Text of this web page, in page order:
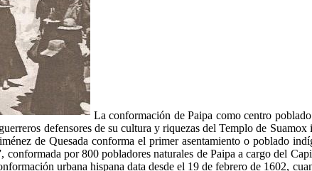
La conformación de Paipa como centro
defensores de su cultura y riquezas del Templo de
de Quesada conforma el primer asentamiento o poblado
conformada por 800 pobladores naturales de Paipa a cargo del
urbana hispana data desde el 19 de febrero de 1602,